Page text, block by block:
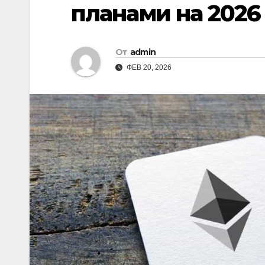
планами на
От admin
ФЕВ 20, 2026